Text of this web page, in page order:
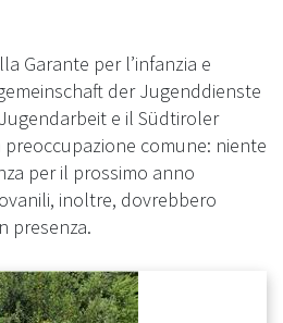
Garante per l’infanzia e
der Jugenddienste
e il Südtiroler
preoccupazione comune: niente
per il prossimo anno
inoltre, dovrebbero
presenza.